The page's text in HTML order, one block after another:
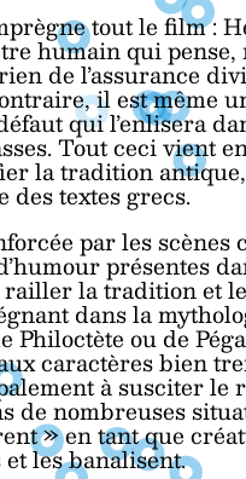
tout le film :
humain qui
de l’assurance
il est même
qui l’enlisera
Tout ceci vient
la tradition
des textes grecs.
par les scènes
présentes
railler la tradition et le
dans la
Philoctète ou de
caractères bien
à susciter le
de nombreuses
» en tant que
les banalisent.